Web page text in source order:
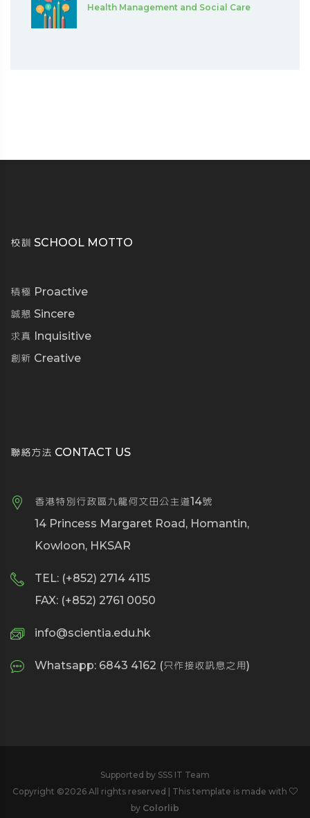
Health Management and Social Care
校訓 SCHOOL MOTTO
積極 Proactive
誠懇 Sincere
求真 Inquisitive
創新 Creative
聯絡方法 CONTACT US
香港特別行政區九龍何文田公主道14號
14 Princess Margaret Road, Homantin,
Kowloon, HKSAR
TEL: (+852) 2714 4115
FAX: (+852) 2761 0050
info@scientia.edu.hk
Whatsapp: 6843 4162 (只作接收訊息之用)
Supported by SSS IT Team
Copyright ©2026 All rights reserved | This template is made with
by Colorlib